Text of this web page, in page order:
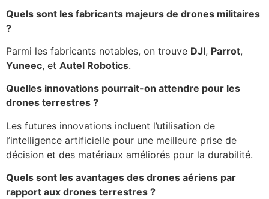
Quels sont les fabricants majeurs de drones militaires
?
Parmi les fabricants notables, on trouve DJI, Parrot,
Yuneec, et Autel Robotics.
Quelles innovations pourrait-on attendre pour les
drones terrestres ?
Les futures innovations incluent l’utilisation de
l’intelligence artificielle pour une meilleure prise de
décision et des matériaux améliorés pour la durabilité.
Quels sont les avantages des drones aériens par
rapport aux drones terrestres ?